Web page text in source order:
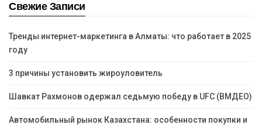
Свежие Записи
Тренды интернет-маркетинга в Алматы: что работает в 2025
году
3 причины установить жироуловитель
Шавкат Рахмонов одержал седьмую победу в UFC (ВМДЕО)
Автомобильный рынок Казахстана: особенности покупки и